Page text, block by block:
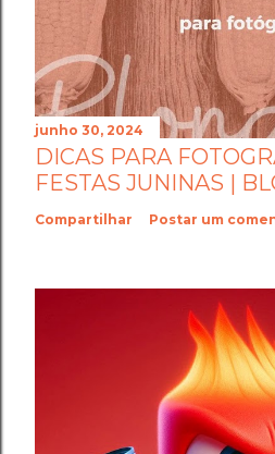
junho 30, 2024
DICAS PARA
FESTAS JUNINAS |
Compartilhar Postar um